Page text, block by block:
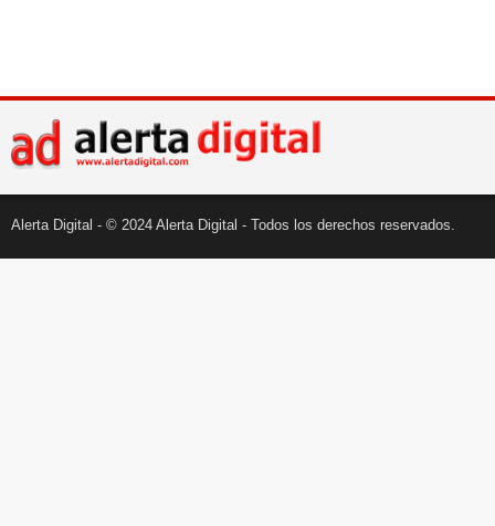
Alerta Digital - © 2024 Alerta Digital - Todos los derechos reservados.